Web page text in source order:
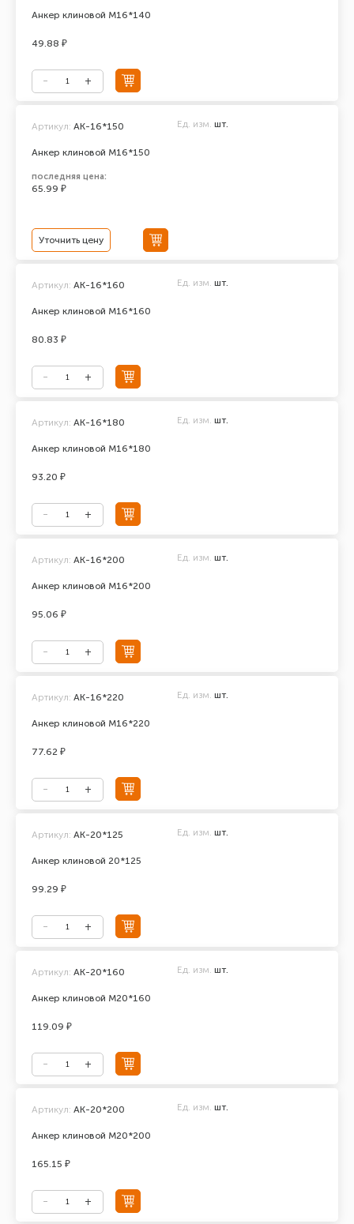
Анкер клиновой М16*140
49.88 ₽
Анкер клиновой М16*150
Артикул: АК-16*150 Ед. изм. шт.
последняя цена:
65.99 ₽
Уточнить цену
Анкер клиновой М16*160
Артикул: АК-16*160 Ед. изм. шт.
80.83 ₽
Анкер клиновой М16*180
Артикул: АК-16*180 Ед. изм. шт.
93.20 ₽
Анкер клиновой М16*200
Артикул: АК-16*200 Ед. изм. шт.
95.06 ₽
Анкер клиновой М16*220
Артикул: АК-16*220 Ед. изм. шт.
77.62 ₽
Анкер клиновой 20*125
Артикул: АК-20*125 Ед. изм. шт.
99.29 ₽
Анкер клиновой М20*160
Артикул: АК-20*160 Ед. изм. шт.
119.09 ₽
Анкер клиновой М20*200
Артикул: АК-20*200 Ед. изм. шт.
165.15 ₽